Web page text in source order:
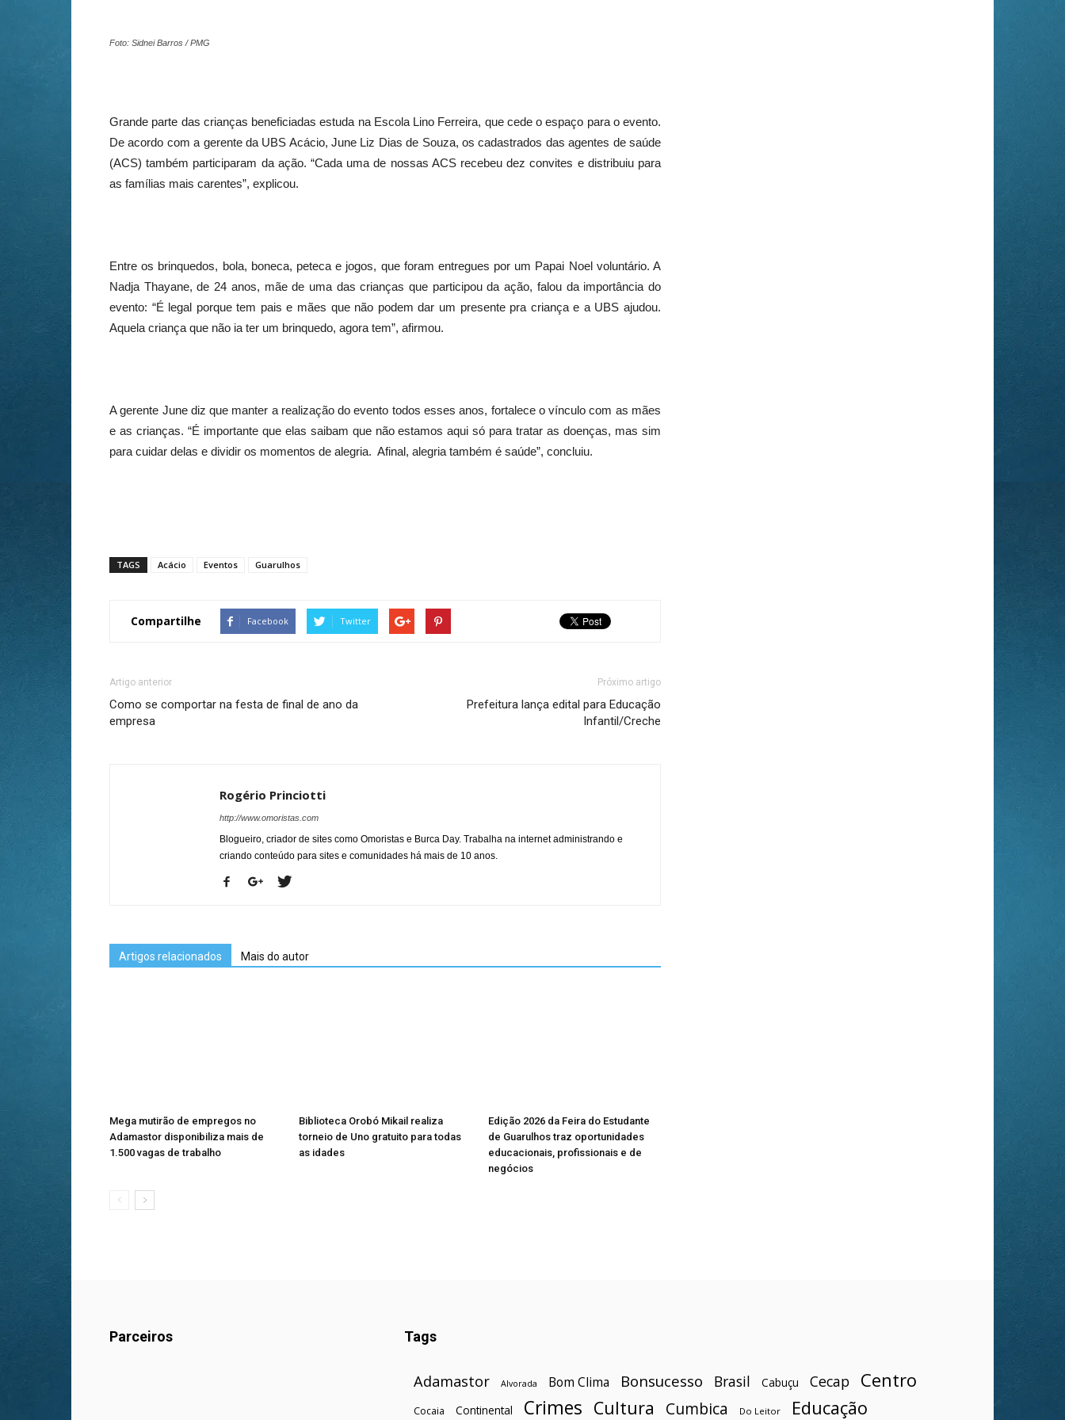
Foto: Sidnei Barros / PMG
Grande parte das crianças beneficiadas estuda na Escola Lino Ferreira, que cede o espaço para o evento.
De acordo com a gerente da UBS Acácio, June Liz Dias de Souza, os cadastrados das agentes de saúde
(ACS) também participaram da ação. “Cada uma de nossas ACS recebeu dez convites e distribuiu para
as famílias mais carentes”, explicou.
Entre os brinquedos, bola, boneca, peteca e jogos, que foram entregues por um Papai Noel voluntário. A
Nadja Thayane, de 24 anos, mãe de uma das crianças que participou da ação, falou da importância do
evento: “É legal porque tem pais e mães que não podem dar um presente pra criança e a UBS ajudou.
Aquela criança que não ia ter um brinquedo, agora tem”, afirmou.
A gerente June diz que manter a realização do evento todos esses anos, fortalece o vínculo com as mães
e as crianças. “É importante que elas saibam que não estamos aqui só para tratar as doenças, mas sim
para cuidar delas e dividir os momentos de alegria. Afinal, alegria também é saúde”, concluiu.
TAGS Acácio Eventos Guarulhos
Compartilhe Facebook Twitter
Artigo anterior
Como se comportar na festa de final de ano da
empresa
Próximo artigo
Prefeitura lança edital para Educação
Infantil/Creche
Rogério Princiotti
http://www.omoristas.com
Blogueiro, criador de sites como Omoristas e Burca Day. Trabalha na internet administrando e
criando conteúdo para sites e comunidades há mais de 10 anos.
Artigos relacionados Mais do autor
Mega mutirão de empregos no
Adamastor disponibiliza mais de
1.500 vagas de trabalho
Biblioteca Orobó Mikail realiza
torneio de Uno gratuito para todas
as idades
Edição 2026 da Feira do Estudante
de Guarulhos traz oportunidades
educacionais, profissionais e de
negócios
Parceiros Tags
Adamastor Alvorada Bom Clima Bonsucesso Brasil Cabuçu Cecap Centro
Cocaia Continental Crimes Cultura Cumbica Do Leitor Educação